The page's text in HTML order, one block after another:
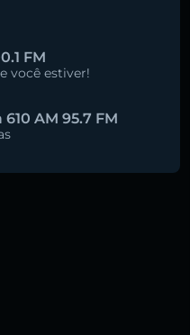
FM
você estiver!
AM 95.7 FM